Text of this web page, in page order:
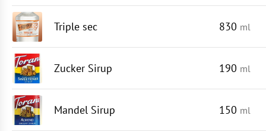
Triple sec 830 ml
Zucker Sirup 190 ml
Mandel Sirup 150 ml